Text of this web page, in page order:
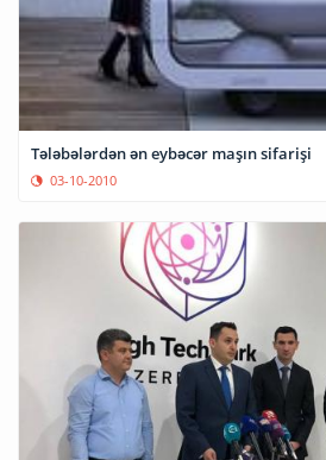
Tələbələrdən ən eybəcər maşın sifarişi
03-10-2010